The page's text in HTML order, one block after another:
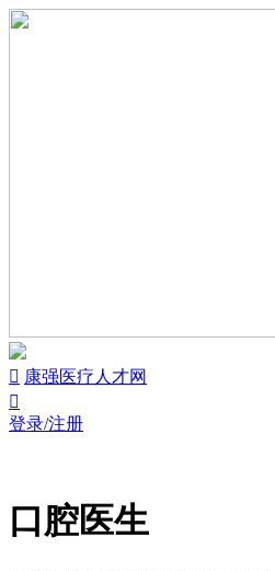
 康强医疗人才网

登录/注册
口腔医生